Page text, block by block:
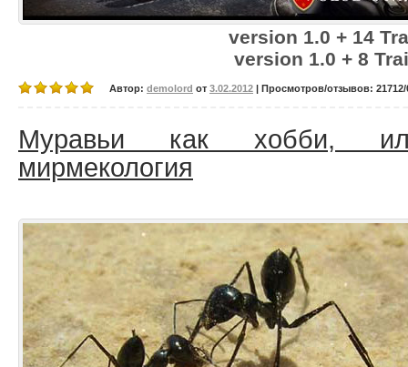
version 1.0 + 14
version 1.0 + 8
Автор: demolord от 3.02.2012 | Просмотров/отзывов: 21712/
Муравьи как хобби,
мирмекология